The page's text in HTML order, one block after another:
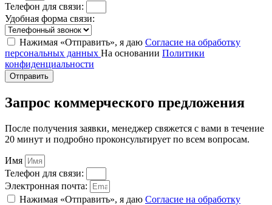
Телефон для связи:
Удобная форма связи:
Нажимая «Отправить», я даю Согласие на обработку
персональных данных На основании Политики
конфиденциальности
Отправить
Запрос коммерческого предложения
После получения заявки, менеджер свяжется с вами в течение
20 минут и подробно проконсультирует по всем вопросам.
Имя
Телефон для связи:
Электронная почта:
Нажимая «Отправить», я даю Согласие на обработку